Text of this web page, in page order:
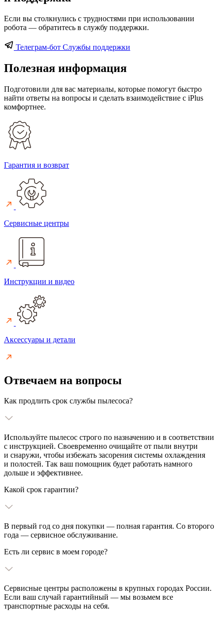
Если вы столкнулись с трудностями при использовании
робота — обратитесь в службу поддержки.
Телеграм-бот Службы поддержки
Полезная информация
Подготовили для вас материалы, которые помогут быстро
найти ответы на вопросы и сделать взаимодействие с iPlus
комфортнее.
Гарантия и возврат
Сервисные центры
Инструкции и видео
Аксессуары и детали
Отвечаем на вопросы
Как продлить срок службы пылесоса?
Используйте пылесос строго по назначению и в соответствии
с инструкцией. Своевременно очищайте от пыли внутри
и снаружи, чтобы избежать засорения системы охлаждения
и полостей. Так ваш помощник будет работать намного
дольше и эффективнее.
Какой срок гарантии?
В первый год со дня покупки — полная гарантия. Со второго
года — сервисное обслуживание.
Есть ли сервис в моем городе?
Сервисные центры расположены в крупных городах России.
Если ваш случай гарантийный — мы возьмем все
транспортные расходы на себя.